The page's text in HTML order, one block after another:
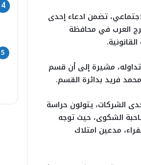
تضمن ادعاء إحدى
العرب في محافظة
مشيرة إلى أن قسم
أول مكوّن من 5 خفراء تابعين لإحدى الشركات، يتولون حراسة
بينهم السيدة صاحبة الشكوى، حيث توجه
مدعين امتلاك